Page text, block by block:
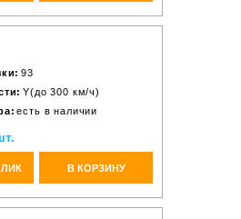
93
Y(до 300 км/ч)
есть в наличии
В КОРЗИНУ